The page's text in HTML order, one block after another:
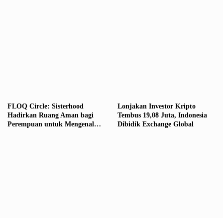
FLOQ Circle: Sisterhood
Hadirkan Ruang Aman bagi
Perempuan untuk Mengenal
Lonjakan Investor Kripto
Tembus 19,08 Juta, Indonesia
Dibidik Exchange Global